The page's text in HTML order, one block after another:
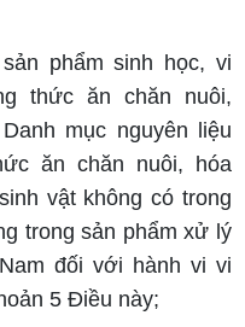
phẩm sinh học, vi
thức ăn chăn nuôi,
mục nguyên liệu
ăn chăn nuôi, hóa
vật không có trong
trong sản phẩm xử lý
đối với hành vi vi
5 Điều này;